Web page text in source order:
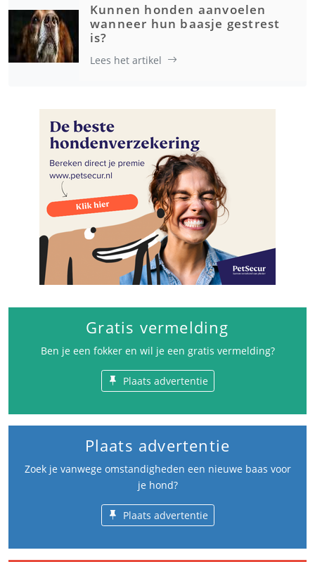
Kunnen honden aanvoelen
wanneer hun baasje gestrest
is?
Lees het artikel
Gratis vermelding
Ben je een fokker en wil je een gratis vermelding?
Plaats advertentie
Plaats advertentie
Zoek je vanwege omstandigheden een nieuwe baas voor
je hond?
Plaats advertentie